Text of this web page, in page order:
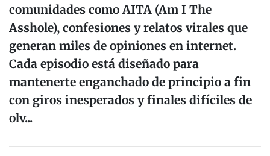
comunidades como AITA (Am I The
Asshole), confesiones y relatos virales que
generan miles de opiniones en internet.
Cada episodio está diseñado para
mantenerte enganchado de principio a fin
con giros inesperados y finales difíciles de
olv...